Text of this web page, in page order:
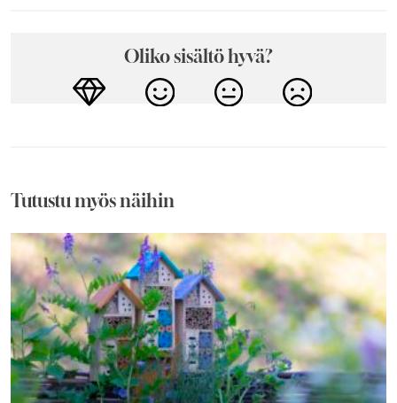
Oliko sisältö hyvä?
Tutustu myös näihin